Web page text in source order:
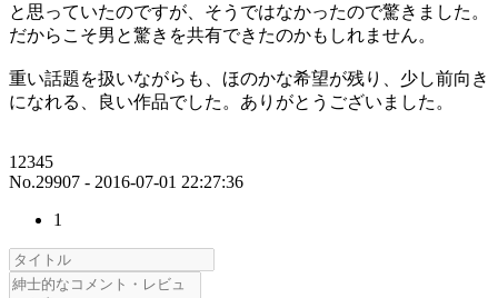
と思っていたのですが、そうではなかったので驚きました。
だからこそ男と驚きを共有できたのかもしれません。
重い話題を扱いながらも、ほのかな希望が残り、少し前向き
になれる、良い作品でした。ありがとうございました。
12345
No.29907 - 2016-07-01 22:27:36
1